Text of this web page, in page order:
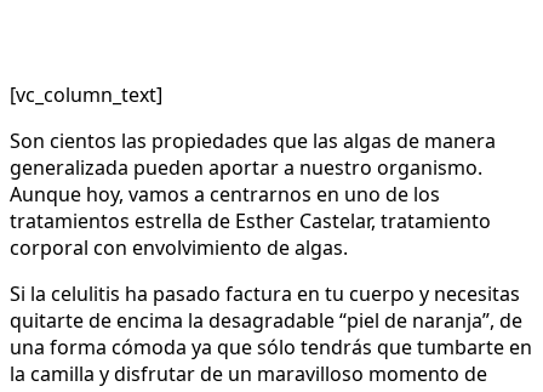
[vc_column_text]
Son cientos las propiedades que las algas de manera
generalizada pueden aportar a nuestro organismo.
Aunque hoy, vamos a centrarnos en uno de los
tratamientos estrella de Esther Castelar, tratamiento
corporal con envolvimiento de algas.
Si la celulitis ha pasado factura en tu cuerpo y necesitas
quitarte de encima la desagradable “piel de naranja”, de
una forma cómoda ya que sólo tendrás que tumbarte en
la camilla y disfrutar de un maravilloso momento de